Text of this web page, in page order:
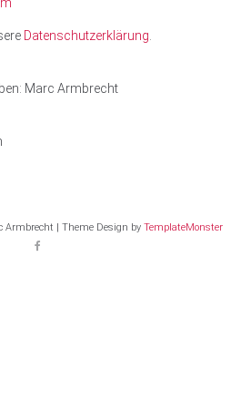
Datenschutzerklärung
Marc Armbrecht
Armbrecht | Theme Design by TemplateMonster